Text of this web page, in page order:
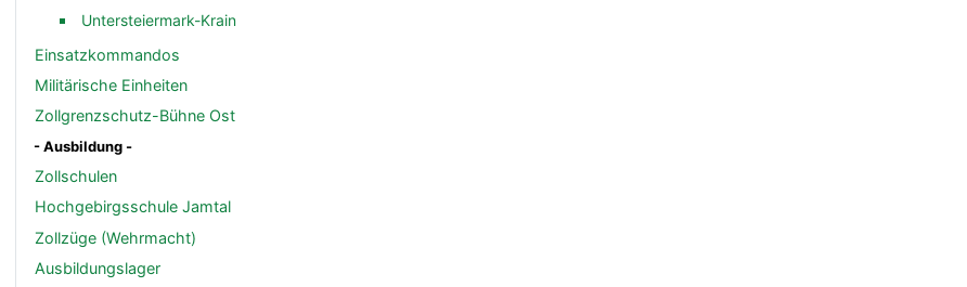
Untersteiermark-Krain
Einsatzkommandos
Militärische Einheiten
Zollgrenzschutz-Bühne Ost
- Ausbildung -
Zollschulen
Hochgebirgsschule Jamtal
Zollzüge (Wehrmacht)
Ausbildungslager